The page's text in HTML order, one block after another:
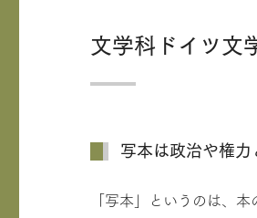
文学科ドイツ
写本は政治や権
「写本」というのは、